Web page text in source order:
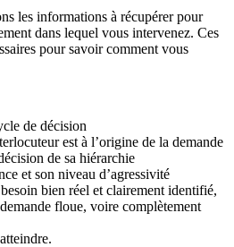
les informations à récupérer pour
dans lequel vous intervenez. Ces
pour savoir comment vous
de décision
est à l’origine de la demande
de sa hiérarchie
et son niveau d’agressivité
besoin bien réel et clairement identifié,
floue, voire complètement